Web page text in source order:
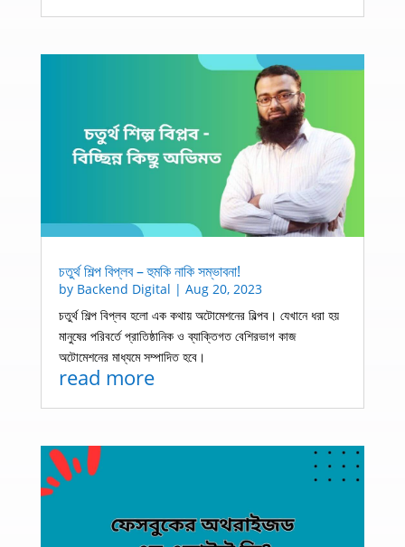
চতুর্থ শিল্প বিপ্লব – হুমকি নাকি সম্ভাবনা!
by Backend Digital | Aug 20, 2023
চতুর্থ শিল্প বিপ্লব হলো এক কথায় অটোমেশনের বিল্পব। যেখানে ধরা হয়
মানুষের পরিবর্তে প্রাতিষ্ঠানিক ও ব্যাক্তিগত বেশিরভাগ কাজ
অটোমেশনের মাধ্যমে সম্পাদিত হবে।
read more